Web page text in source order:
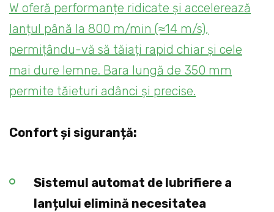
W oferă performanțe ridicate și accelerează
lanțul până la 800 m/min (≈14 m/s),
permițându-vă să tăiați rapid chiar și cele
mai dure lemne. Bara lungă de 350 mm
permite tăieturi adânci și precise.
Confort și siguranță:
Sistemul automat de lubrifiere a
lanțului elimină necesitatea